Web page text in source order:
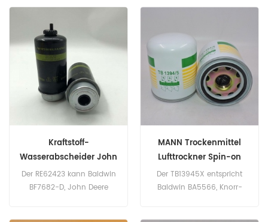
Teilname: Ölfilter Marke:
IVECO
Kraftstoff-
Wasserabscheider John
Deere RE62423 Baldwin
BF7682-D Querverweis
Der RE62423 kann Baldwin
BF7682-D, John Deere
MANN Trockenmittel
Lufttrockner Spin-on
TB13945X
Der TB13945X entspricht
Baldwin BA5566, Knorr-